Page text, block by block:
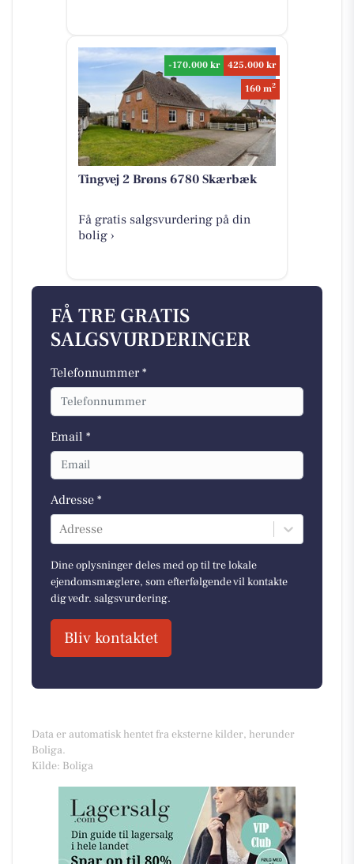
-170.000 kr
425.000 kr
160 m2
Tingvej 2 Brøns 6780 Skærbæk
Få gratis salgsvurdering på din
bolig ›
FÅ TRE GRATIS
SALGSVURDERINGER
Telefonnummer *
Email *
Adresse *
Adresse
Dine oplysninger deles med op til tre lokale
ejendomsmæglere, som efterfølgende vil kontakte
dig vedr. salgsvurdering.
Bliv kontaktet
Data er automatisk hentet fra eksterne kilder, herunder
Boliga.
Kilde: Boliga